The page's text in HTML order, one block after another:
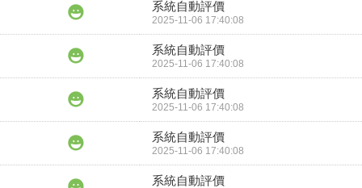
系統自動評價
2025-11-06 17:40:08
系統自動評價
2025-11-06 17:40:08
系統自動評價
2025-11-06 17:40:08
系統自動評價
2025-11-06 17:40:08
系統自動評價